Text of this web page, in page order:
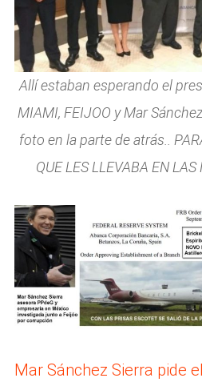
Allí estaban esperando el
MIAMI, FEIJOO y Mar
foto en la parte de atrás..
QUE LES LLEVABA EN LAS
Mar Sánchez Sierra pide